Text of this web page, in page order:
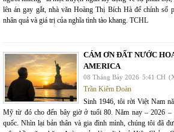
lên án gay gắt, nhà văn Hoàng Thị Bích Hà để chính số
nhân quả và giá trị của nghĩa tình tào khang. TCHL
CÁM ƠN ĐẤT NƯỚC
AMERICA
08 Tháng Bảy 2026 5:41 CH
Trần Kiêm Đoàn
Sinh 1946, tôi rời Việt Nam
Mỹ từ đó cho đến bây giờ ở tuổi 80. Năm nay – 2026
quốc. Nhìn lại bản thân và gia đình mình, chúng tôi đã